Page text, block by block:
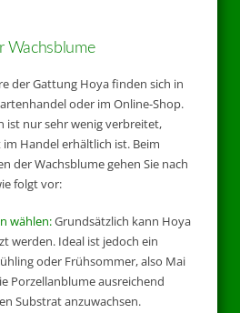
Wachsblume
der Gattung Hoya finden sich in
oder im Online-Shop.
ist nur sehr wenig verbreitet,
Handel erhältlich ist. Beim
der Wachsblume gehen Sie nach
folgt vor:
wählen:Grundsätzlich kann Hoya
werden. Ideal ist jedoch ein
oder Frühsommer, also Mai
Porzellanblume ausreichend
Substrat anzuwachsen.